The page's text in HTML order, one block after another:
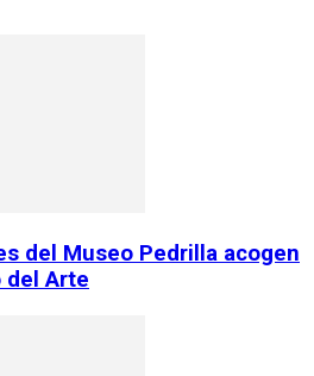
del Museo Pedrilla acogen
del Arte